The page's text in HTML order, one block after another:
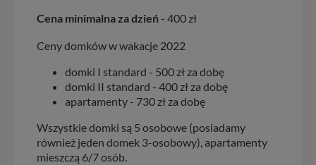
Cena minimalna za dzień - 400 zł
Ceny domków w wakacje 2022
domki I standard - 500 zł za dobę
domki II standard - 400 zł za dobę
apartamenty - 730 zł za dobę
Wszystkie domki są 5 osobowe (posiadamy
również jeden domek 3-osobowy), apartamenty
mieszczą 6/7 osób.